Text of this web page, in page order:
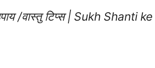
/वास्तु टिप्स | Sukh Shanti